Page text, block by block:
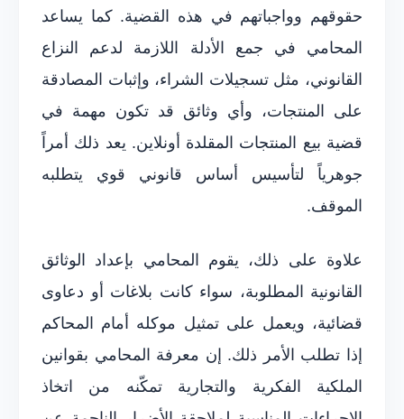
حقوقهم وواجباتهم في هذه القضية. كما يساعد
المحامي في جمع الأدلة اللازمة لدعم النزاع
القانوني، مثل تسجيلات الشراء، وإثبات المصادقة
على المنتجات، وأي وثائق قد تكون مهمة في
قضية بيع المنتجات المقلدة أونلاين. يعد ذلك أمراً
جوهرياً لتأسيس أساس قانوني قوي يتطلبه
الموقف.
علاوة على ذلك، يقوم المحامي بإعداد الوثائق
القانونية المطلوبة، سواء كانت بلاغات أو دعاوى
قضائية، ويعمل على تمثيل موكله أمام المحاكم
إذا تطلب الأمر ذلك. إن معرفة المحامي بقوانين
الملكية الفكرية والتجارية تمكّنه من اتخاذ